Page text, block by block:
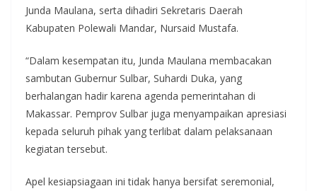
Junda Maulana, serta dihadiri Sekretaris Daerah
Kabupaten Polewali Mandar, Nursaid Mustafa.
“Dalam kesempatan itu, Junda Maulana membacakan
sambutan Gubernur Sulbar, Suhardi Duka, yang
berhalangan hadir karena agenda pemerintahan di
Makassar. Pemprov Sulbar juga menyampaikan apresiasi
kepada seluruh pihak yang terlibat dalam pelaksanaan
kegiatan tersebut.
Apel kesiapsiagaan ini tidak hanya bersifat seremonial,